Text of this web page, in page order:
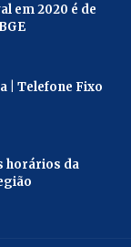
em 2020 é de
| Telefone Fixo
horários da